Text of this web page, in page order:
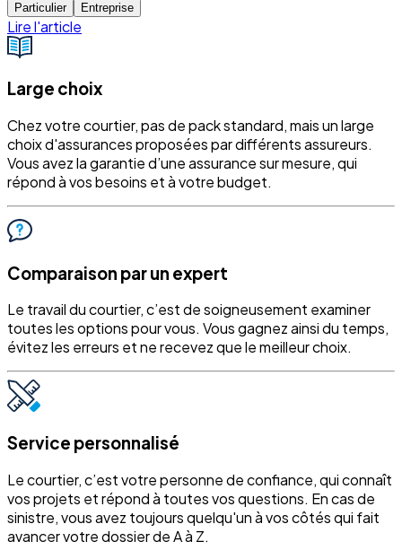
Particulier Entreprise
Lire l'article
Large choix
Chez votre courtier, pas de pack standard, mais un large
choix d'assurances proposées par différents assureurs.
Vous avez la garantie d’une assurance sur mesure, qui
répond à vos besoins et à votre budget.
Comparaison par un expert
Le travail du courtier, c’est de soigneusement examiner
toutes les options pour vous. Vous gagnez ainsi du temps,
évitez les erreurs et ne recevez que le meilleur choix.
Service personnalisé
Le courtier, c’est votre personne de confiance, qui connaît
vos projets et répond à toutes vos questions. En cas de
sinistre, vous avez toujours quelqu'un à vos côtés qui fait
avancer votre dossier de A à Z.